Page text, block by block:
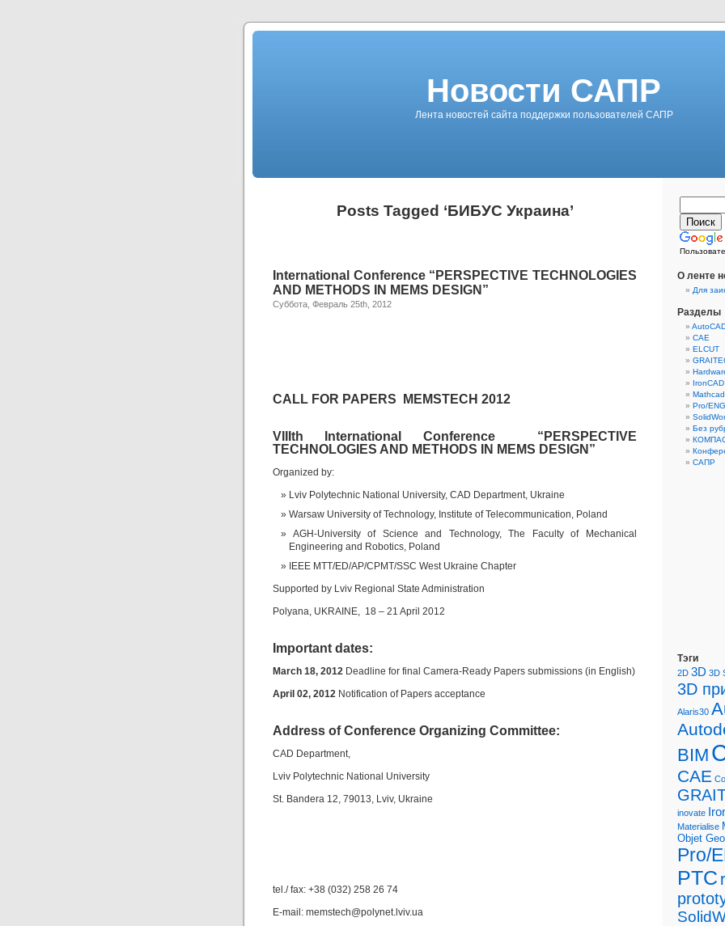
Новости САПР
Лента новостей сайта поддержки пользователей САПР
Posts Tagged ‘БИБУС Украина’
International Conference “PERSPECTIVE TECHNOLOGIES
AND METHODS IN MEMS DESIGN”
Суббота, Февраль 25th, 2012
CALL FOR PAPERS MEMSTECH 2012
VIIIth International Conference “PERSPECTIVE
TECHNOLOGIES AND METHODS IN MEMS DESIGN”
Organized by:
Lviv Polytechnic National University, CAD Department, Ukraine
Warsaw University of Technology, Institute of Telecommunication, Poland
AGH-University of Science and Technology, The Faculty of Mechanical
Engineering and Robotics, Poland
IEEE MTT/ED/AP/CPMT/SSC West Ukraine Chapter
Supported by Lviv Regional State Administration
Polyana, UKRAINE, 18 – 21 April 2012
Important dates:
March 18, 2012 Deadline for final Camera-Ready Papers submissions (in English)
April 02, 2012 Notification of Papers acceptance
Address of Conference Organizing Committee:
CAD Department,
Lviv Polytechnic National University
St. Bandera 12, 79013, Lviv, Ukraine
tel./ fax: +38 (032) 258 26 74
E-mail: memstech@polynet.lviv.ua
О ленте
Для
Разделы
CAE
ELCUT
IronCAD
Mathcad
Pro/
Без
САПР
Тэги
2D 3D 3D
3D
Alaris30
BIM
CAE
inovate
Materialise
Objet
Pro/
PTC